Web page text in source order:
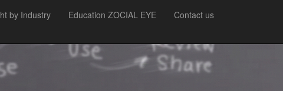
by Industry Education ZOCIAL EYE
Contact us